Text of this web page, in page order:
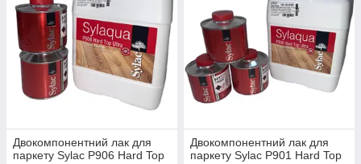
Двокомпонентний лак для
паркету Sylac P906 Hard Top
Двокомпонентний лак для
паркету Sylac P901 Hard Top